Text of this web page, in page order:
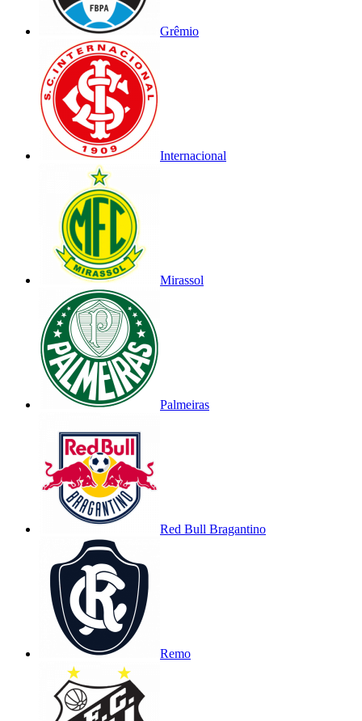
Grêmio
Internacional
Mirassol
Palmeiras
Red Bull Bragantino
Remo